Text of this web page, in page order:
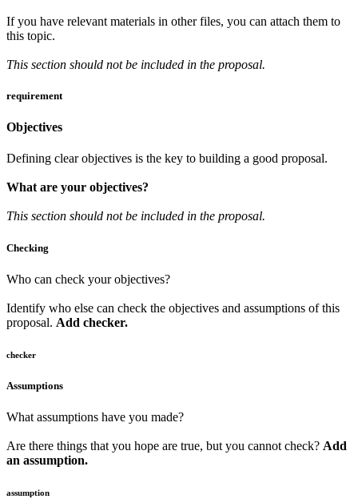
If you have relevant materials in other files, you can attach them to
this topic.
This section should not be included in the proposal.
requirement
Objectives
Defining clear objectives is the key to building a good proposal.
What are your objectives?
This section should not be included in the proposal.
Checking
Who can check your objectives?
Identify who else can check the objectives and assumptions of this
proposal. Add checker.
checker
Assumptions
What assumptions have you made?
Are there things that you hope are true, but you cannot check? Add
an assumption.
assumption